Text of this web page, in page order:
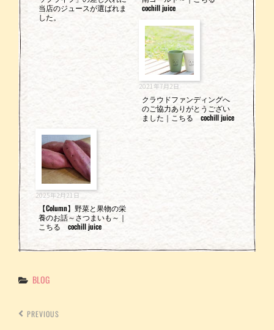
当店のジュースが選ばれま
した。
cochill juice
2021年7月2日
クラウドファンディングへ
のご協力ありがとうござい
ました｜こちる cochill juice
2025年2月21日
【Column】野菜と果物の栄
養のお話～さつまいも～｜
こちる cochill juice
Categories
BLOG
PREVIOUS